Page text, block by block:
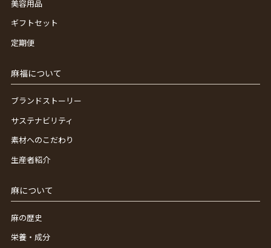
美容用品
ギフトセット
定期便
麻福について
ブランドストーリー
サステナビリティ
素材へのこだわり
生産者紹介
麻について
麻の歴史
栄養・成分